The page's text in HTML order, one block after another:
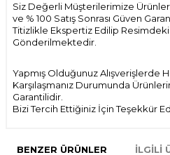
Siz Değerli Müşterilerimize
ve % 100 Satış Sonrası Güven
Titizlikle Ekspertiz Edilip
Gönderilmektedir.
Yapmış Olduğunuz Alışverişlerde
Karşılaşmanız Durumunda
Garantilidir.
Bizi Tercih Ettiğiniz İçin Teşekkür
BENZER ÜRÜNLER İLGILI